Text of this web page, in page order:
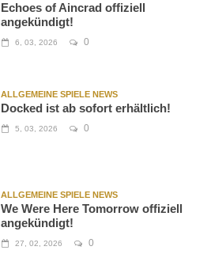
Echoes of Aincrad offiziell
angekündigt!
6, 03, 2026 0
ALLGEMEINE SPIELE NEWS
Docked ist ab sofort erhältlich!
5, 03, 2026 0
ALLGEMEINE SPIELE NEWS
We Were Here Tomorrow offiziell
angekündigt!
27, 02, 2026 0